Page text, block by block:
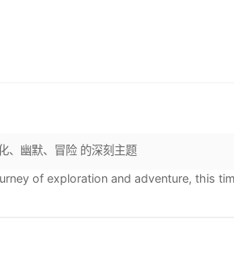
、幽默、冒险 的深刻主题
of exploration and adventure, this